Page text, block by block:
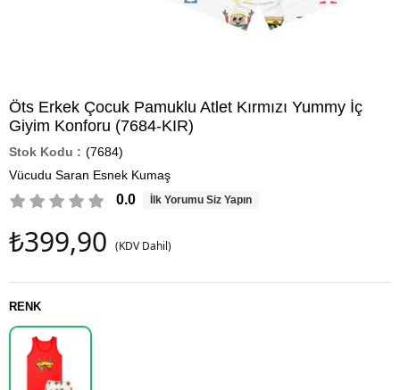
Öts Erkek Çocuk Pamuklu Atlet Kırmızı Yummy İç
Giyim Konforu (7684-KIR)
(7684)
Vücudu Saran Esnek Kumaş
0.0 İlk Yorumu Siz Yapın
₺399,90 (KDV Dahil)
RENK